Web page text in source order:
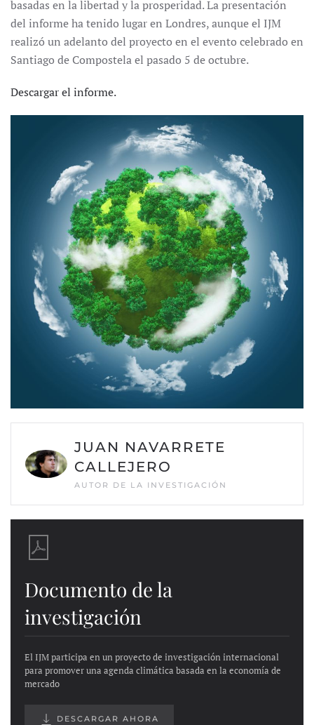
basadas en la libertad y la prosperidad. La presentación
del informe ha tenido lugar en Londres, aunque el IJM
realizó un adelanto del proyecto en el evento celebrado en
Santiago de Compostela el pasado 5 de octubre.
Descargar el informe.
JUAN NAVARRETE
CALLEJERO
AUTOR DE LA INVESTIGACIÓN
Documento de la
investigación
El IJM participa en un proyecto de investigación internacional
para promover una agenda climática basada en la economía de
mercado
DESCARGAR AHORA